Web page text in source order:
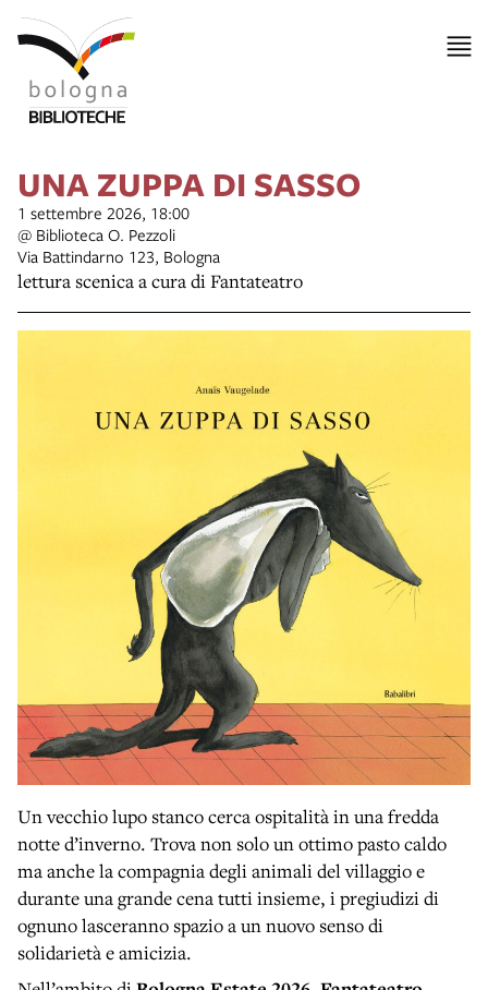
UNA ZUPPA DI SASSO
1 settembre 2026, 18:00
@ Biblioteca O. Pezzoli
Via Battindarno 123, Bologna
lettura scenica a cura di Fantateatro
Un vecchio lupo stanco cerca ospitalità in una fredda
notte d’inverno. Trova non solo un ottimo pasto caldo
ma anche la compagnia degli animali del villaggio e
durante una grande cena tutti insieme, i pregiudizi di
ognuno lasceranno spazio a un nuovo senso di
solidarietà e amicizia.